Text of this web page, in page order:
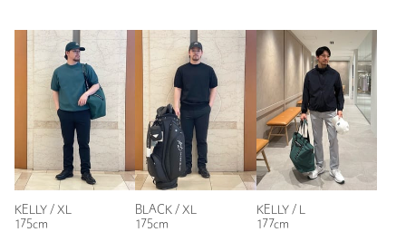
対象外商品 裾上げについて
カテゴリー トップス ニット / セーター
S M L XL
素材 本体；ポリエステル100％ ワッペン；合成皮革
洗濯表示 手洗い可 洗濯表示について
男性
年代： 50代前半
174cm
普段の着用サイズ：
XL～
参考になった
KELLY / XL
175cm
BLACK / XL
175cm
KELLY / L
177cm